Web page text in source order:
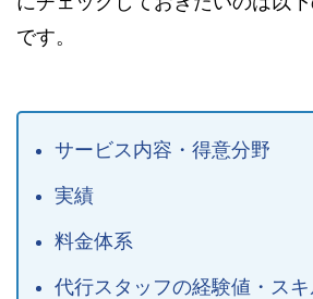
です。
サービス内容・得意分野
実績
料金体系
代行スタッフの経験値・スキ